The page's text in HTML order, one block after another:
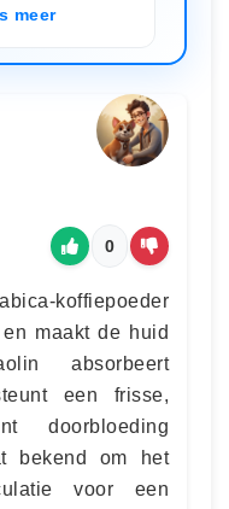
meer
0
koffiepoeder
maakt de huid
absorbeert
een frisse,
doorbloeding
bekend om het
voor een